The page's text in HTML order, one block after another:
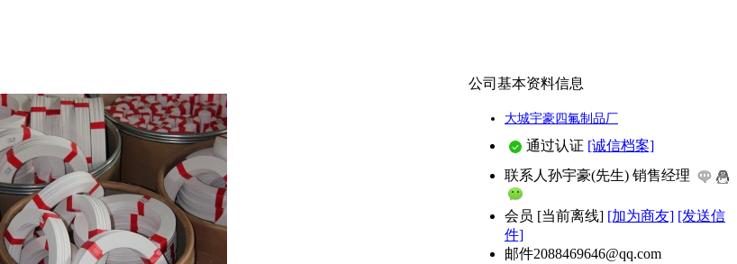
公司基本资料信息
大城宇豪四氟制品厂
通过认证 [诚信档案]
联系人 孙宇豪(先生) 销售经理
会员 [当前离线] [加为商友] [发送信
件]
邮件2088469646@qq.com